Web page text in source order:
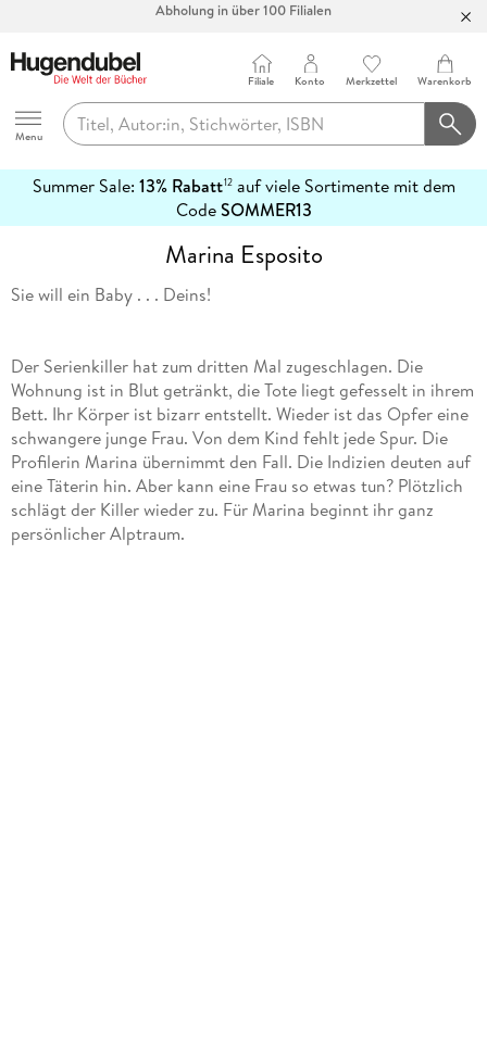
Hugendubel
Menu
Filiale Konto Merkzettel Warenkorb
Summer Sale: 13% Rabatt12auf viele Sortimente mit dem
CodeSOMMER13
erfahren
Marina Esposito
Sie will ein Baby . . . Deins!
Der Serienkiller hat zum dritten Mal zugeschlagen. Die
Wohnung ist in Blut getränkt, die Tote liegt gefesselt in ihrem
Bett. Ihr Körper ist bizarr entstellt. Wieder ist das Opfer eine
schwangere junge Frau. Von dem Kind fehlt jede Spur. Die
Profilerin Marina übernimmt den Fall. Die Indizien deuten auf
eine Täterin hin. Aber kann eine Frau so etwas tun? Plötzlich
schlägt der Killer wieder zu. Für Marina beginnt ihr ganz
persönlicher Alptraum.